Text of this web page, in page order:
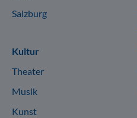
Salzburg
Kultur
Theater
Musik
Kunst